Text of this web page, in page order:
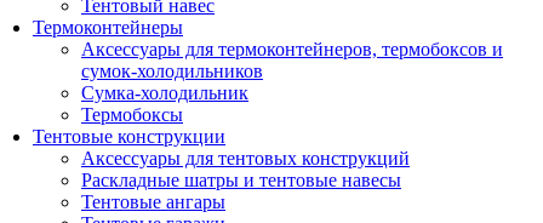
Тентовый навес
Термоконтейнеры
Аксессуары для термоконтейнеров, термобоксов и
сумок-холодильников
Сумка-холодильник
Термобоксы
Тентовые конструкции
Аксессуары для тентовых конструкций
Раскладные шатры и тентовые навесы
Тентовые ангары